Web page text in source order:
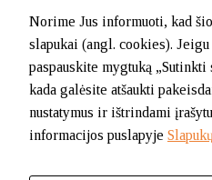
Mob. tel.
Tel. (0-46)
El.p.
K. Donelaičio g.
I-V nuo
Norime Jus informuoti, kad
slapukai (angl. cookies). Jeigu
paspauskite mygtuką
kada galėsite atšaukti
nustatymus ir ištrindami
informacijos puslapyje